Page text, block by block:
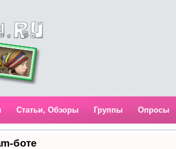
Статьи, Обзоры Группы Опросы
боте